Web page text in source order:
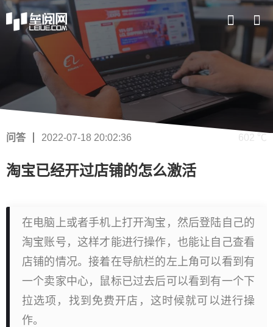
问答 2022-07-18 20:02:36 602 ℃
淘宝已经开过店铺的怎么激活
在电脑上或者手机上打开淘宝，然后登陆自己的
淘宝账号，这样才能进行操作，也能让自己查看
店铺的情况。接着在导航栏的左上角可以看到有
一个卖家中心，鼠标已过去后可以看到有一个下
拉选项，找到免费开店，这时候就可以进行操
作。